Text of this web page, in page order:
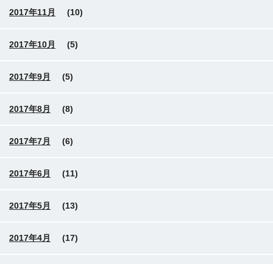
2017年11月 (10)
2017年10月 (5)
2017年9月 (5)
2017年8月 (8)
2017年7月 (6)
2017年6月 (11)
2017年5月 (13)
2017年4月 (17)